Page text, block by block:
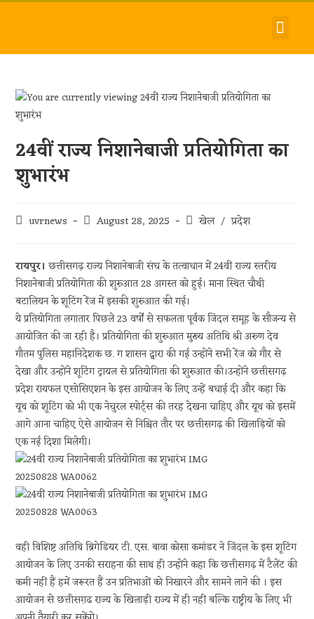
24वीं राज्य निशानेबाजी प्रतियोगिता का
शुभारंभ
uvrnews August 28, 2025 खेल / प्रदेश
रायपुर।छत्तीसगढ़ राज्य निशानेबाजी संघ के तत्वाधान में 24वीं राज्य स्तरीय
निशानेबाजी प्रतियोगिता की शुरुआत 28 अगस्त को हुई। माना स्थित चौथी
बटालियन के शूटिंग रेंज में इसकी शुरुआत की गई।
ये प्रतियोगिता लगातार पिछले 23 वर्षों से सफलता पूर्वक जिंदल समूह के सौजन्य से
आयोजित की जा रही है। प्रतियोगिता की शुरुआत मुख्य अतिथि श्री अरुण देव
गौतम पुलिस महानिदेशक छ. ग शासन द्वारा की गई उन्होंने सभी रेंज को गौर से
देखा और उन्होंने शूटिंग ट्रायल से प्रतियोगिता की शुरुआत की।उन्होंने छत्तीसगढ़
प्रदेश रायफल एसोसिएशन के इस आयोजन के लिए उन्हें बधाई दी और कहा कि
यूथ को शूटिंग को भी एक नेचुरल स्पोर्ट्स की तरह देखना चाहिए और यूथ को इसमें
आगे आना चाहिए ऐसे आयोजन से निश्चित तौर पर छत्तीसगढ़ की खिलाड़ियों को
एक नई दिशा मिलेगी।
वही विशिष्ट अतिथि ब्रिगेडियर टी. एस. बावा कोसा कमांडर ने जिंदल के इस शूटिंग
आयोजन के लिए उनकी सराहना की साथ ही उन्होंने कहा कि छत्तीसगढ़ में टैलेंट की
कमी नहीं हैं हमें जरूरत हैं उन प्रतिभाओं को निखारने और सामने लाने की । इस
आयोजन से छत्तीसग़ढ राज्य के खिलाड़ी राज्य में ही नहीं बल्कि राष्ट्रीय के लिए भी